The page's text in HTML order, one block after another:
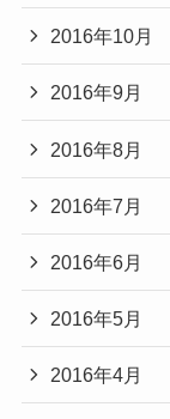
2016年10月
2016年9月
2016年8月
2016年7月
2016年6月
2016年5月
2016年4月